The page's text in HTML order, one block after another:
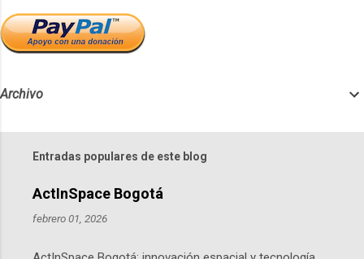
Archivo
Entradas populares de este blog
ActInSpace Bogotá
febrero 01, 2026